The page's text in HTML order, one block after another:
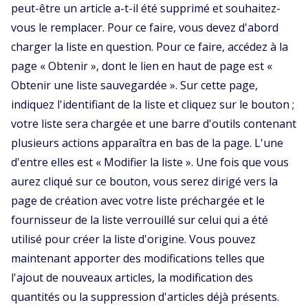
peut-être un article a-t-il été supprimé et souhaitez-
vous le remplacer. Pour ce faire, vous devez d'abord
charger la liste en question. Pour ce faire, accédez à la
page « Obtenir », dont le lien en haut de page est «
Obtenir une liste sauvegardée ». Sur cette page,
indiquez l'identifiant de la liste et cliquez sur le bouton ;
votre liste sera chargée et une barre d'outils contenant
plusieurs actions apparaîtra en bas de la page. L'une
d'entre elles est « Modifier la liste ». Une fois que vous
aurez cliqué sur ce bouton, vous serez dirigé vers la
page de création avec votre liste préchargée et le
fournisseur de la liste verrouillé sur celui qui a été
utilisé pour créer la liste d'origine. Vous pouvez
maintenant apporter des modifications telles que
l'ajout de nouveaux articles, la modification des
quantités ou la suppression d'articles déjà présents.